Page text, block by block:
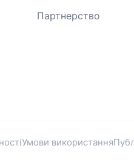
Партнерство
Умови використання